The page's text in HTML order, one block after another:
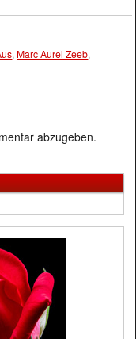
, Marc Aurel Zeeb,
abzugeben.